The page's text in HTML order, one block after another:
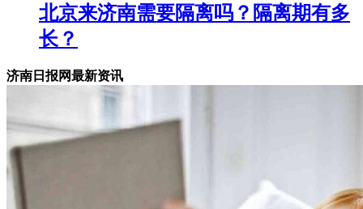
北京来济南需要隔离吗？隔离期有多
长？
济南日报网最新资讯